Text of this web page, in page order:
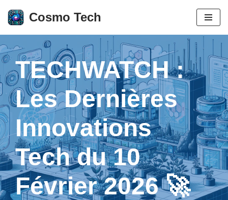
Aller
contenu
Cosmo Tech
TECHWATCH :
Les Dernières
Innovations
Tech du 10
Février 2026 🚀